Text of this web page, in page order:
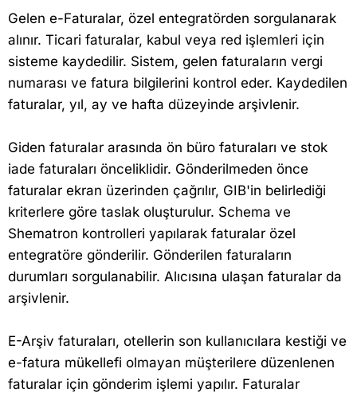
Gelen e-Faturalar, özel entegratörden sorgulanarak
alınır. Ticari faturalar, kabul veya red işlemleri için
sisteme kaydedilir. Sistem, gelen faturaların vergi
numarası ve fatura bilgilerini kontrol eder. Kaydedilen
faturalar, yıl, ay ve hafta düzeyinde arşivlenir.
Giden faturalar arasında ön büro faturaları ve stok
iade faturaları önceliklidir. Gönderilmeden önce
faturalar ekran üzerinden çağrılır, GIB'in belirlediği
kriterlere göre taslak oluşturulur. Schema ve
Shematron kontrolleri yapılarak faturalar özel
entegratöre gönderilir. Gönderilen faturaların
durumları sorgulanabilir. Alıcısına ulaşan faturalar da
arşivlenir.
E-Arşiv faturaları, otellerin son kullanıcılara kestiği ve
e-fatura mükellefi olmayan müşterilere düzenlenen
faturalar için gönderim işlemi yapılır. Faturalar